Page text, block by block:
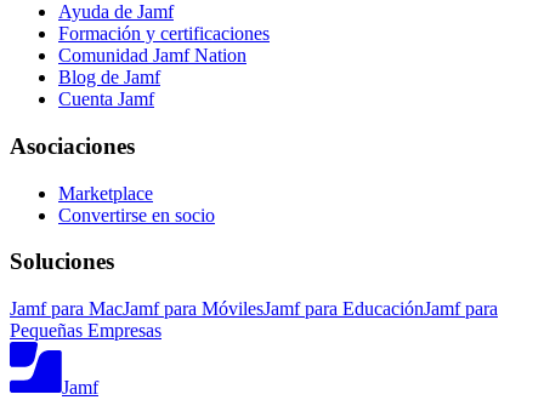
Ayuda de Jamf
Formación y certificaciones
Comunidad Jamf Nation
Blog de Jamf
Cuenta Jamf
Asociaciones
Marketplace
Convertirse en socio
Soluciones
Jamf para MacJamf para MóvilesJamf para EducaciónJamf para
Pequeñas Empresas
Jamf